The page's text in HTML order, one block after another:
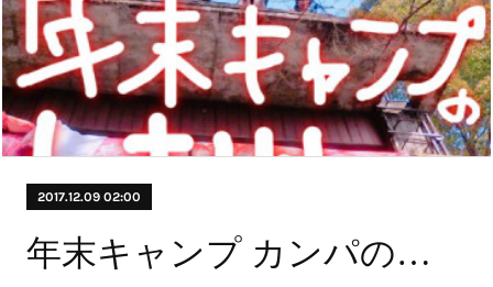
2017.12.09 02:00
年末キャンプ カンパのお願い